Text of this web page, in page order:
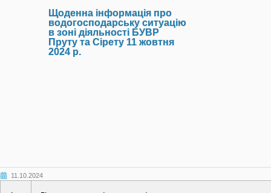
Щоденна інформація про
водогосподарську ситуацію
в зоні діяльності БУВР
Пруту та Сірету 11 жовтня
2024 р.
11.10.2024